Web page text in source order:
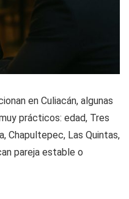
en Culiacán, algunas
prácticos: edad, Tres
Chapultepec, Las Quintas,
pareja estable o